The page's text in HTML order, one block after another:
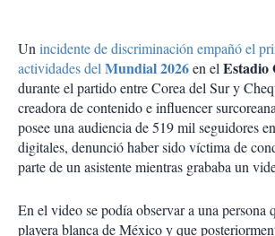
Unincidente de discriminación empañó el
actividades delMundial 2026en elEstadio
durante el partido entre Corea del Sur y
creadora de contenido e influencer
posee una audiencia de 519 mil seguidores
digitales, denunció haber sido víctima de
parte de un asistente mientras grababa un
En el video se podía observar a una persona
playera blanca de México y que